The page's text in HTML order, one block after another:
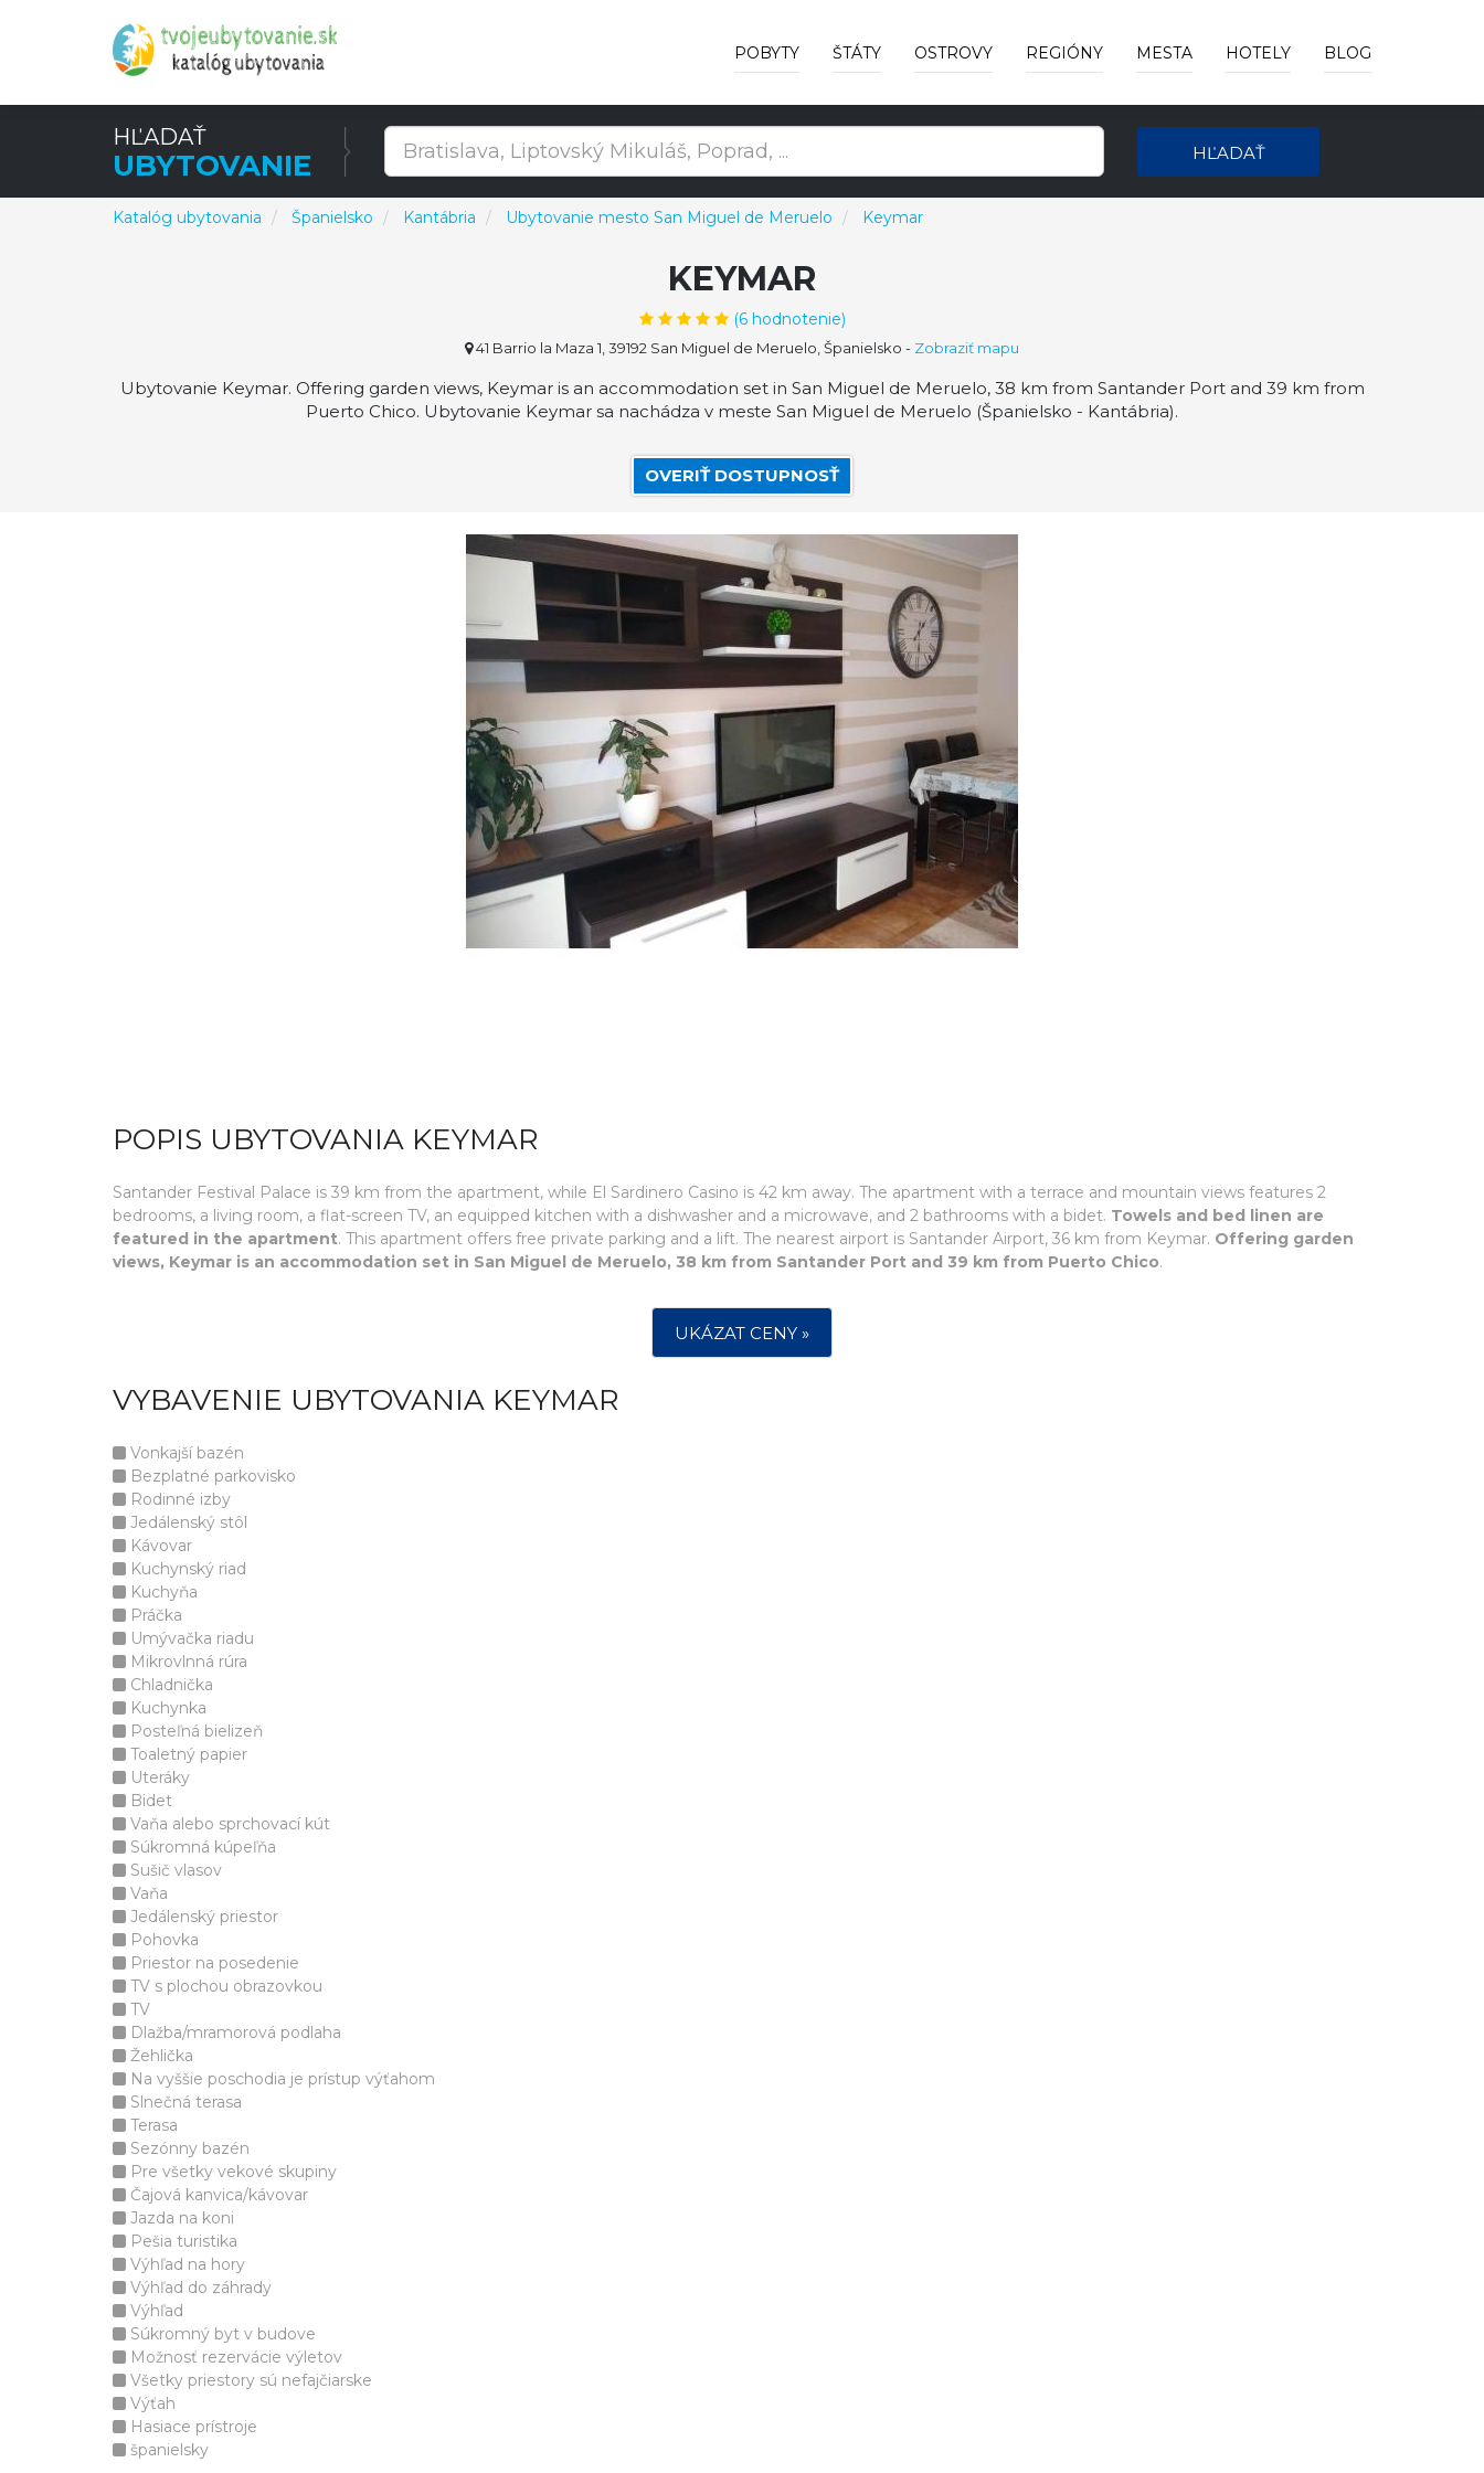
POBYTY ŠTÁTY OSTROVY REGIÓNY MESTA HOTELY BLOG
HĽADAŤ
UBYTOVANIE HĽADAŤ
Katalóg ubytovania Španielsko Kantábria Ubytovanie mesto San Miguel de Meruelo Keymar
KEYMAR
(6hodnotenie)
41 Barrio la Maza 1, 39192 San Miguel de Meruelo, Španielsko - Zobraziť mapu
Ubytovanie Keymar. Offering garden views, Keymar is an accommodation set in San Miguel de Meruelo, 38 km from Santander Port and 39 km from
Puerto Chico. Ubytovanie Keymar sa nachádza v meste San Miguel de Meruelo (Španielsko - Kantábria).
OVERIŤ DOSTUPNOSŤ
POPIS UBYTOVANIA KEYMAR
Santander Festival Palace is 39 km from the apartment, while El Sardinero Casino is 42 km away. The apartment with a terrace and mountain views features 2
bedrooms, a living room, a flat-screen TV, an equipped kitchen with a dishwasher and a microwave, and 2 bathrooms with a bidet. Towels and bed linen are
featured in the apartment. This apartment offers free private parking and a lift. The nearest airport is Santander Airport, 36 km from Keymar. Offering garden
views, Keymar is an accommodation set in San Miguel de Meruelo, 38 km from Santander Port and 39 km from Puerto Chico.
UKÁZAT CENY »
VYBAVENIE UBYTOVANIA KEYMAR
Vonkajší bazén
Bezplatné parkovisko
Rodinné izby
Jedálenský stôl
Kávovar
Kuchynský riad
Kuchyňa
Práčka
Umývačka riadu
Mikrovlnná rúra
Chladnička
Kuchynka
Posteľná bielizeň
Toaletný papier
Uteráky
Bidet
Vaňa alebo sprchovací kút
Súkromná kúpeľňa
Sušič vlasov
Vaňa
Jedálenský priestor
Pohovka
Priestor na posedenie
TV s plochou obrazovkou
TV
Dlažba/mramorová podlaha
Žehlička
Na vyššie poschodia je prístup výťahom
Slnečná terasa
Terasa
Sezónny bazén
Pre všetky vekové skupiny
Čajová kanvica/kávovar
Jazda na koni
Pešia turistika
Výhľad na hory
Výhľad do záhrady
Výhľad
Súkromný byt v budove
Možnosť rezervácie výletov
Všetky priestory sú nefajčiarske
Výťah
Hasiace prístroje
španielsky